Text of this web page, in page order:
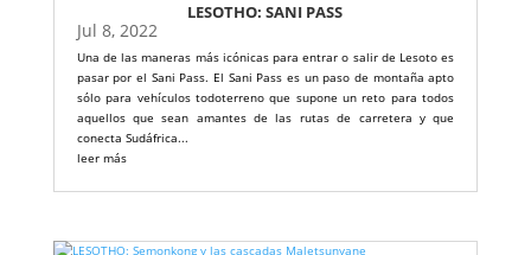
LESOTHO: SANI PASS
Jul 8, 2022
Una de las maneras más icónicas para entrar o salir de Lesoto es
pasar por el Sani Pass. El Sani Pass es un paso de montaña apto
sólo para vehículos todoterreno que supone un reto para todos
aquellos que sean amantes de las rutas de carretera y que
conecta Sudáfrica...
leer más